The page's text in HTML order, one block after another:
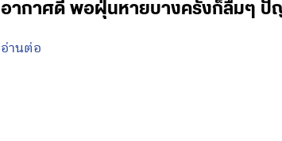
อากาศดี พอฝุ่นหายบางครั้งก็ลืมๆ ปั
อ่านต่อ